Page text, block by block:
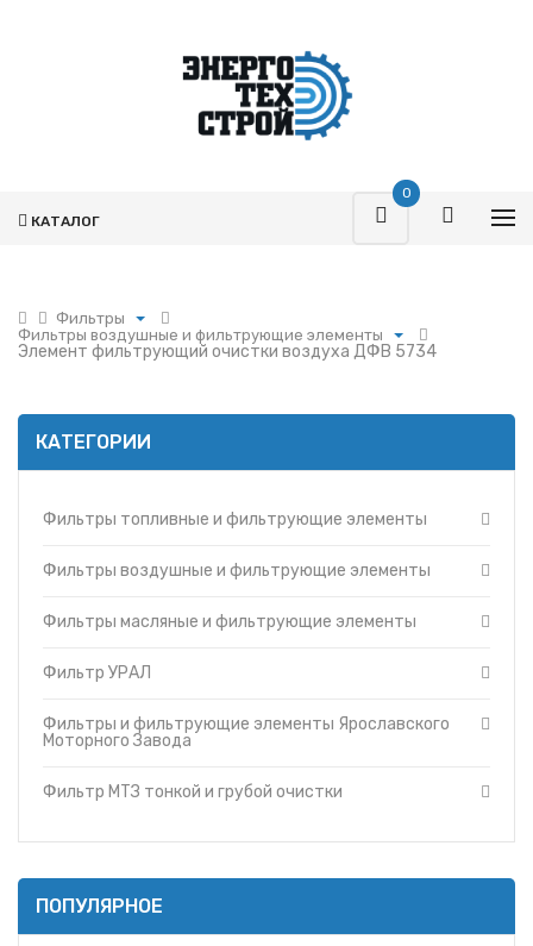
0
КАТАЛОГ
Фильтры
Поршневая
Фильтры
Гидромоторы
Насосы
Вкладыши
О компании
Доставка
Фильтры воздушные и фильтрующие элементы
Фильтры топливные и фильтрующие элементы
Фильтры и фильтрующие элементы МАЗ
Фильтры и фильтрующие элементы Ярославского
Фильтры и фильтрующие элементы ЗМЗ
Фильтры и фильтрующие элементы ГАЗ
Фильтры и фильтрующие элементы Iveco
Элемент фильтрующий очистки воздуха ДФВ 5734
КАТЕГОРИИ
Фильтры топливные и фильтрующие элементы
Фильтры воздушные и фильтрующие элементы
Фильтры масляные и фильтрующие элементы
Фильтр УРАЛ
Фильтры и фильтрующие элементы Ярославского
Моторного Завода
Фильтр МТЗ тонкой и грубой очистки
ПОПУЛЯРНОЕ